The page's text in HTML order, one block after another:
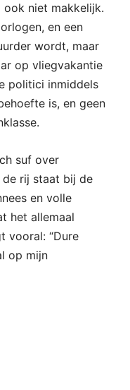
niet makkelijk.
en een
wordt, maar
op vliegvakantie
politici inmiddels
is, en geen
suf over
rij staat bij de
en volle
het allemaal
vooral: “Dure
op mijn